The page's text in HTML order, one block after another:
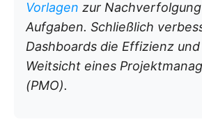
Vorlagen zur
Aufgaben. Schließlich
Dashboards die Effizienz
Weitsicht eines
(PMO).